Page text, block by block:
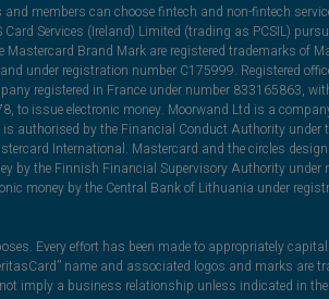
members can choose fintech and non-fintech
Services (Ireland) Limited (trading as PCSIL)
Brand Mark are registered trademarks of
under registration number C175999. Registered
registered in France under number 833165863,
to issue electronic money. Moorwand Ltd is a
authorised by the Financial Conduct Authority under
International. Mastercard and the circles design
by the Finnish Financial Supervisory Authority under
money by the Central Bank of Lithuania under
Every effort has been made to appropriately
name and associated logos and marks are
imply a business relationship unless indicated in